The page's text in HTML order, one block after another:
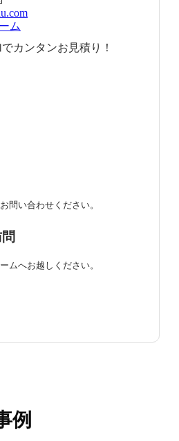
ム
カンタンお見積り！
問い合わせください。
ムへお越しください。
例